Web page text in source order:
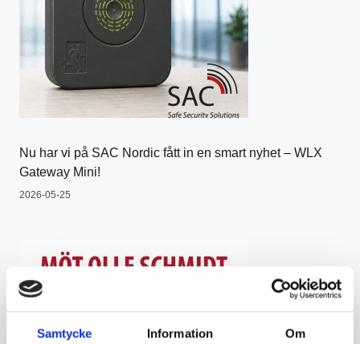
Samtycke Information Om
Nu har vi på SAC Nordic fått in en smart nyhet – WLX
Gateway Mini!
2026-05-25